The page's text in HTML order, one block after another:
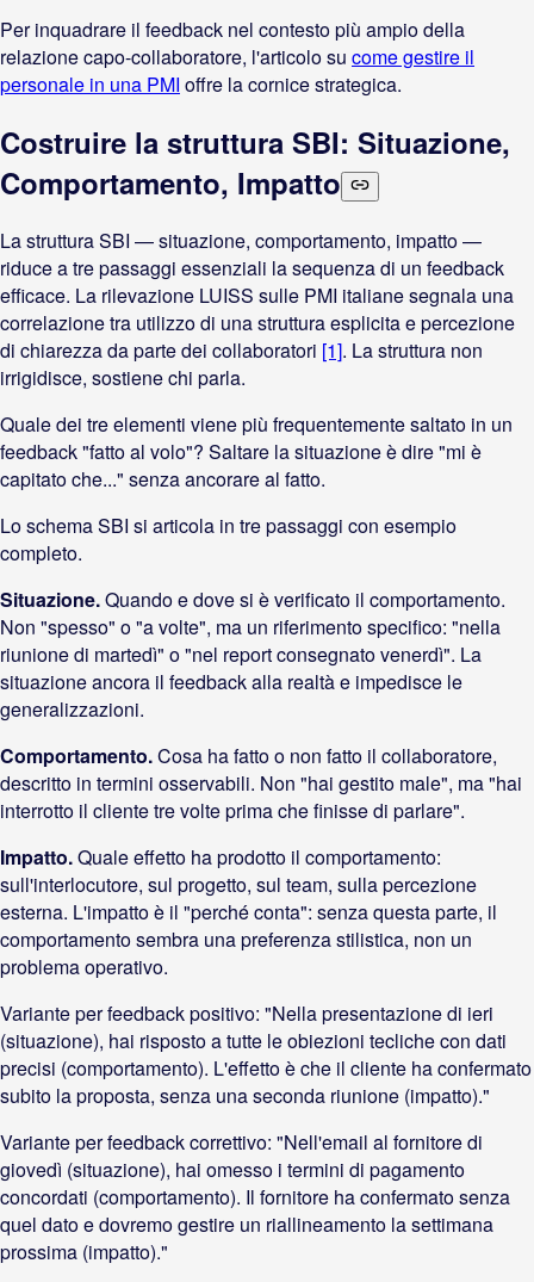
Per inquadrare il feedback nel contesto più ampio della
relazione capo-collaboratore, l'articolo su come gestire il
personale in una PMI offre la cornice strategica.
Costruire la struttura SBI: Situazione,
Comportamento, Impatto
La struttura SBI — situazione, comportamento, impatto —
riduce a tre passaggi essenziali la sequenza di un feedback
efficace. La rilevazione LUISS sulle PMI italiane segnala una
correlazione tra utilizzo di una struttura esplicita e percezione
di chiarezza da parte dei collaboratori [1]. La struttura non
irrigidisce, sostiene chi parla.
Quale dei tre elementi viene più frequentemente saltato in un
feedback "fatto al volo"? Saltare la situazione è dire "mi è
capitato che..." senza ancorare al fatto.
Lo schema SBI si articola in tre passaggi con esempio
completo.
Situazione.Quando e dove si è verificato il comportamento.
Non "spesso" o "a volte", ma un riferimento specifico: "nella
riunione di martedì" o "nel report consegnato venerdì". La
situazione ancora il feedback alla realtà e impedisce le
generalizzazioni.
Comportamento.Cosa ha fatto o non fatto il collaboratore,
descritto in termini osservabili. Non "hai gestito male", ma "hai
interrotto il cliente tre volte prima che finisse di parlare".
Impatto.Quale effetto ha prodotto il comportamento:
sull'interlocutore, sul progetto, sul team, sulla percezione
esterna. L'impatto è il "perché conta": senza questa parte, il
comportamento sembra una preferenza stilistica, non un
problema operativo.
Variante per feedback positivo: "Nella presentazione di ieri
(situazione), hai risposto a tutte le obiezioni tecliche con dati
precisi (comportamento). L'effetto è che il cliente ha confermato
subito la proposta, senza una seconda riunione (impatto)."
Variante per feedback correttivo: "Nell'email al fornitore di
giovedì (situazione), hai omesso i termini di pagamento
concordati (comportamento). Il fornitore ha confermato senza
quel dato e dovremo gestire un riallineamento la settimana
prossima (impatto)."